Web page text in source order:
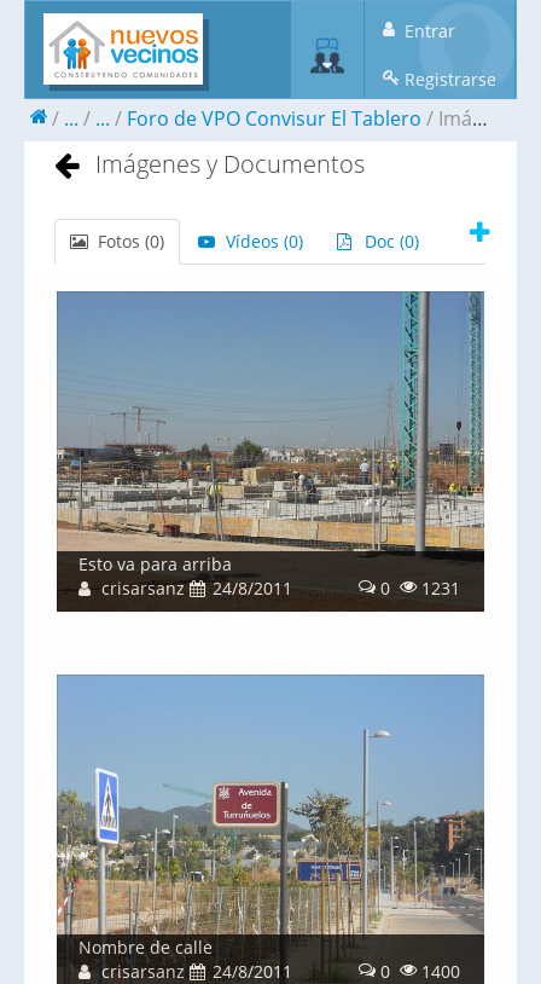
Entrar
Registrarse
... ... Foro de VPO Convisur El Tablero Imágenes y Documentos
Imágenes y Documentos
Fotos (0) Vídeos (0) Doc (0)
Esto va para arriba
crisarsanz
24/8/2011 0 1231
Nombre de calle
crisarsanz
24/8/2011 0 1400